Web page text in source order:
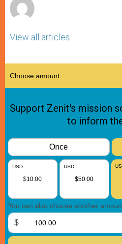
View all articles